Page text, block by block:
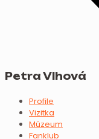
Petra Vlhová
Profile
Vizitka
Múzeum
Fanklub